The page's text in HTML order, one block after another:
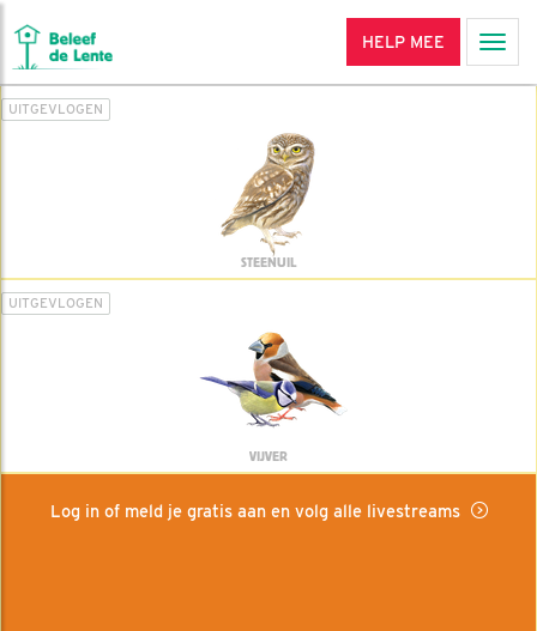
HELP MEE
UITGEVLOGEN
STEENUIL
UITGEVLOGEN
VIJVER
Log in of meld je gratis aan en volg alle livestreams